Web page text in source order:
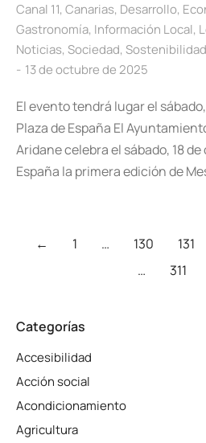
Canal 11, Canarias, Desarrollo,
Gastronomía, Información Local,
Noticias, Sociedad, Sostenibilidad
13 de octubre de 2025
El evento tendrá lugar el
Plaza de España El
Aridane celebra el sábado, 18
España la primera edición de
← 1 … 130 131
…
311
Categorías
Accesibilidad
Acción social
Acondicionamiento
Agricultura